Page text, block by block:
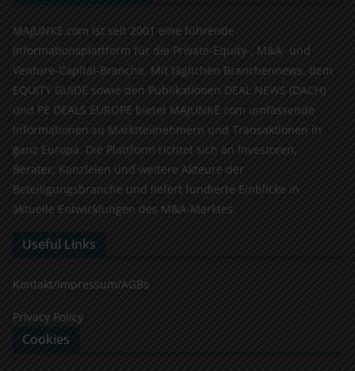
MAJUNKE.com ist seit 2001 eine führende
Informationsplattform für die Private-Equity-, M&A- und
Venture-Capital-Branche. Mit täglichen Branchennews, dem
EQUITY GUIDE sowie den Publikationen DEAL NEWS (DACH)
und PE DEALS EUROPE bietet MAJUNKE.com umfassende
Informationen zu Marktteilnehmern und Transaktionen in
ganz Europa. Die Plattform richtet sich an Investoren,
Berater, Kanzleien und weitere Akteure der
Beteiligungsbranche und liefert fundierte Einblicke in
aktuelle Entwicklungen des M&A-Marktes.
Useful Links
Kontakt/Impressum/AGBs
Privacy Policy
Cookies